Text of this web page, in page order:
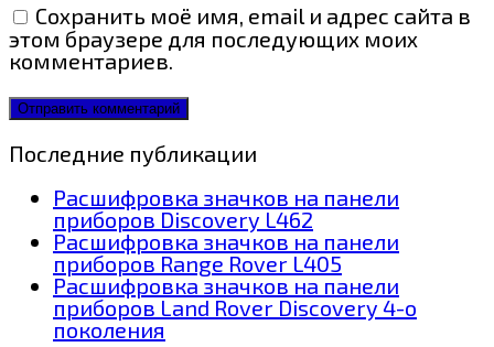
Сохранить моё имя, email и адрес сайта в
этом браузере для последующих моих
комментариев.
Последние публикации
Расшифровка значков на панели
приборов Discovery L462
Расшифровка значков на панели
приборов Range Rover L405
Расшифровка значков на панели
приборов Land Rover Discovery 4-о
поколения